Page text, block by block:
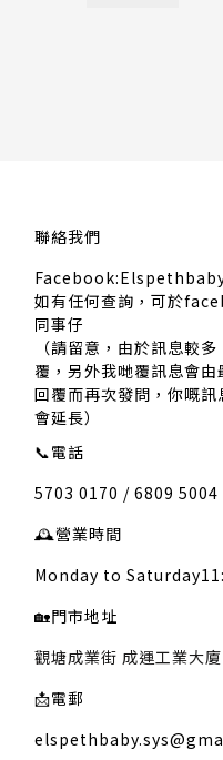
聯絡我們
如有任何查詢，可於
同事仔
（請留意，由於訊息較
覆，另外我哋覆訊息會
回覆而再次發問，你嘅
會延長）
📞電話
5703 0170 / 6809 5004
🕰️營業時間
Monday to
🏡門市地址
觀塘成業街 成運工業大
📩電郵